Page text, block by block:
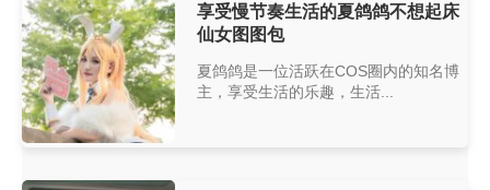
享受慢节奏生活的夏鸽鸽不想起床
仙女图图包
夏鸽鸽是一位活跃在COS圈内的知名博
主，享受生活的乐趣，生活...